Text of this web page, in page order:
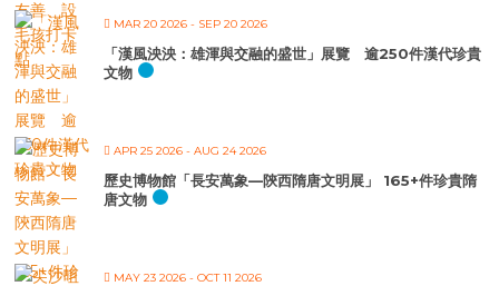
MAR 20 2026 - SEP 20 2026
「漢風泱泱：雄渾與交融的盛世」展覽 逾250件漢代珍貴
文物
APR 25 2026 - AUG 24 2026
歷史博物館「長安萬象—陝西隋唐文明展」 165+件珍貴隋
唐文物
MAY 23 2026 - OCT 11 2026